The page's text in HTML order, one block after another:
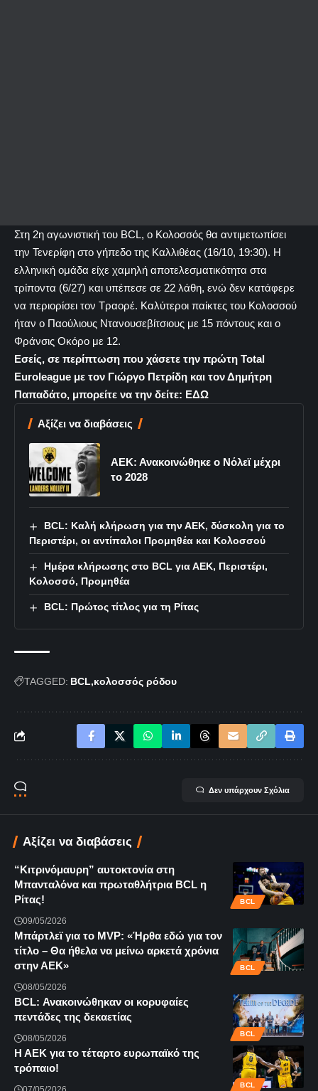
Στη 2η αγωνιστική του BCL, ο Κολοσσός θα αντιμετωπίσει
την Τενερίφη στο γήπεδο της Καλλιθέας (16/10, 19:30). Η
ελληνική ομάδα είχε χαμηλή αποτελεσματικότητα στα
τρίποντα (6/27) και υπέπεσε σε 22 λάθη, ενώ δεν κατάφερε
να περιορίσει τον Τραορέ. Καλύτεροι παίκτες του Κολοσσού
ήταν ο Παούλιους Ντανουσεβίτσιους με 15 πόντους και ο
Φράνσις Οκόρο με 12.
Εσείς, σε περίπτωση που χάσετε την πρώτη Total
Euroleague με τον Γιώργο Πετρίδη και τον Δημήτρη
Παπαδάτο, μπορείτε να την δείτε: ΕΔΩ
Αξίζει να διαβάσεις
ΑΕΚ: Ανακοινώθηκε ο Νόλεϊ μέχρι
το 2028
BCL: Καλή κλήρωση για την ΑΕΚ, δύσκολη για το
Περιστέρι, oι αντίπαλοι Προμηθέα και Κολοσσού
Ημέρα κλήρωσης στο BCL για ΑΕΚ, Περιστέρι,
Κολοσσό, Προμηθέα
ΒCL: Πρώτος τίτλος για τη Ρίτας
TAGGED: BCL κολοσσός ρόδου
Δεν υπάρχουν Σχόλια
Αξίζει να διαβάσεις
BCL
“Κιτρινόμαυρη” αυτοκτονία στη
Μπανταλόνα και πρωταθλήτρια BCL η
Ρίτας!
09/05/2026
BCL
Μπάρτλεϊ για το MVP: «Ήρθα εδώ για τον
τίτλο – Θα ήθελα να μείνω αρκετά χρόνια
στην ΑΕΚ»
08/05/2026
BCL
BCL: Ανακοινώθηκαν οι κορυφαίες
πεντάδες της δεκαετίας
08/05/2026
BCL
Η ΑΕΚ για το τέταρτο ευρωπαϊκό της
τρόπαιο!